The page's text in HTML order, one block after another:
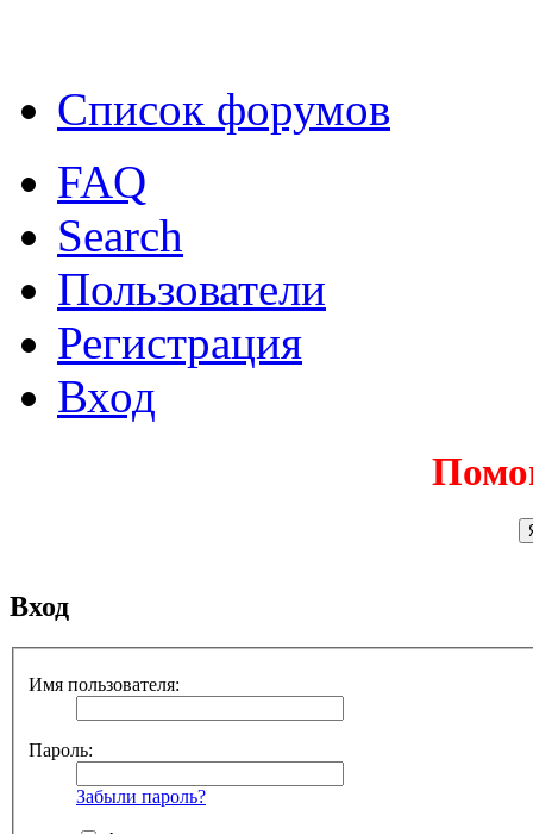
Список форумов
FAQ
Search
Пользователи
Регистрация
Вход
Вход
Имя пользователя:
Пароль:
Забыли пароль?